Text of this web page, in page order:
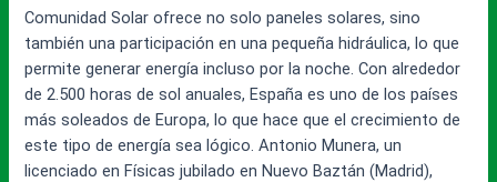
Comunidad Solar ofrece no solo paneles solares, sino
también una participación en una pequeña hidráulica, lo que
permite generar energía incluso por la noche. Con alrededor
de 2.500 horas de sol anuales, España es uno de los países
más soleados de Europa, lo que hace que el crecimiento de
este tipo de energía sea lógico. Antonio Munera, un
licenciado en Físicas jubilado en Nuevo Baztán (Madrid),